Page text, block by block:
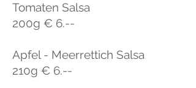
Tomaten Salsa
200g € 6.--
Apfel - Meerrettich Salsa
210g € 6.--